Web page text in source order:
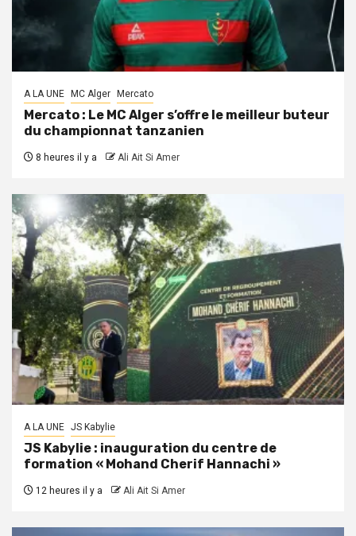
A LA UNE MC Alger Mercato
Mercato : Le MC Alger s’offre le meilleur buteur
du championnat tanzanien
8 heures il y a Ali Ait Si Amer
A LA UNE JS Kabylie
JS Kabylie : inauguration du centre de
formation « Mohand Cherif Hannachi »
12 heures il y a Ali Ait Si Amer